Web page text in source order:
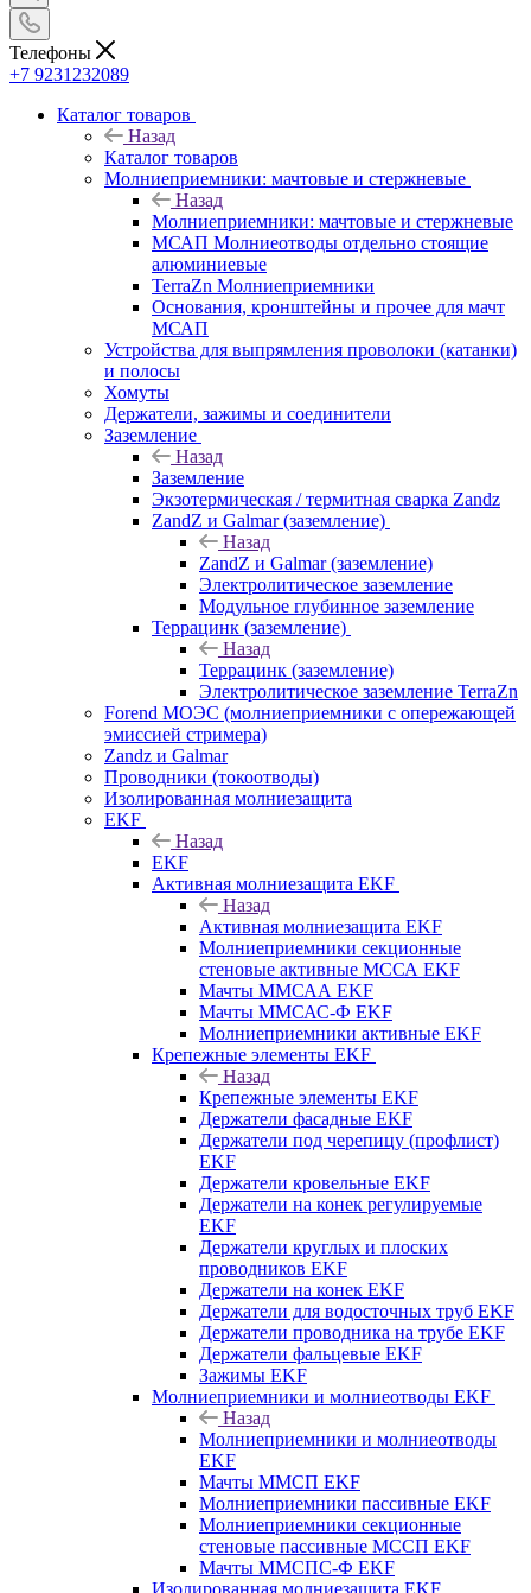
Телефоны
+7 9231232089
Каталог товаров
Назад
Каталог товаров
Молниеприемники: мачтовые и стержневые
Назад
Молниеприемники: мачтовые и стержневые
МСАП Молниеотводы отдельно стоящие
алюминиевые
TerraZn Молниеприемники
Основания, кронштейны и прочее для мачт
МСАП
Устройства для выпрямления проволоки (катанки)
и полосы
Хомуты
Держатели, зажимы и соединители
Заземление
Назад
Заземление
Экзотермическая / термитная сварка Zandz
ZandZ и Galmar (заземление)
Назад
ZandZ и Galmar (заземление)
Электролитическое заземление
Модульное глубинное заземление
Террацинк (заземление)
Назад
Террацинк (заземление)
Электролитическое заземление TerraZn
Forend МОЭС (молниеприемники с опережающей
эмиссией стримера)
Zandz и Galmar
Проводники (токоотводы)
Изолированная молниезащита
EKF
Назад
EKF
Активная молниезащита EKF
Назад
Активная молниезащита EKF
Молниеприемники секционные
стеновые активные МССА EKF
Мачты ММСАА EKF
Мачты ММСАС-Ф EKF
Молниеприемники активные EKF
Крепежные элементы EKF
Назад
Крепежные элементы EKF
Держатели фасадные EKF
Держатели под черепицу (профлист)
EKF
Держатели кровельные EKF
Держатели на конек регулируемые
EKF
Держатели круглых и плоских
проводников EKF
Держатели на конек EKF
Держатели для водосточных труб EKF
Держатели проводника на трубе EKF
Держатели фальцевые EKF
Зажимы EKF
Молниеприемники и молниеотводы EKF
Назад
Молниеприемники и молниеотводы
EKF
Мачты ММСП EKF
Молниеприемники пассивные EKF
Молниеприемники секционные
стеновые пассивные МССП EKF
Мачты ММСПС-Ф EKF
Изолированная молниезащита EKF